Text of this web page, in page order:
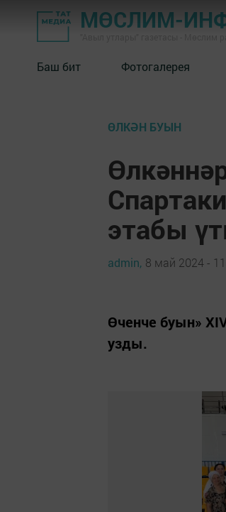
МӨСЛИМ-
Баш бит Фотогалерея
ӨЛКӘН БУЫН
этабы
admin, 8 май 2024 -
Өченче буын»
узды.